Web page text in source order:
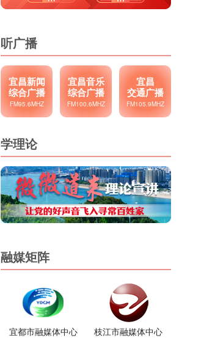
听广播
宜昌新闻
综合广播
FM95.6MHZ
宜昌音乐
综合广播
FM100.6MHZ
宜昌
交通广播
FM105.9MHZ
学理论
融媒矩阵
宜都市融媒体中心 枝江市融媒体中心